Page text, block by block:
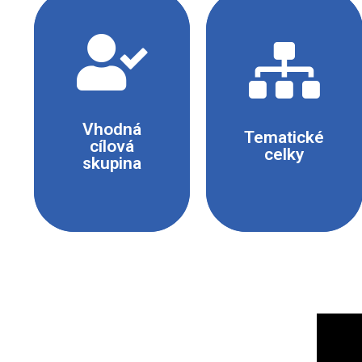
Vhodná
cílová
skupina
- Žáci středních
- Účastníci
zájmových
kroužků
Tematické
celky
Chemické